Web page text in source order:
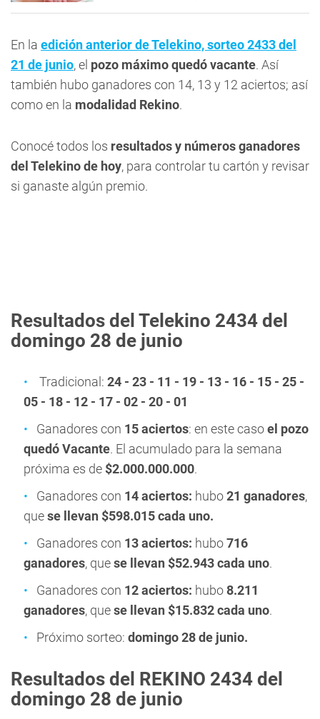
En la edición anterior de Telekino, sorteo 2433 del
21 de junio, el pozo máximo quedó vacante. Así
también hubo ganadores con 14, 13 y 12 aciertos; así
como en la modalidad Rekino.
Conocé todos los resultados y números ganadores
del Telekino de hoy, para controlar tu cartón y revisar
si ganaste algún premio.
Resultados del Telekino 2434 del
domingo 28 de junio
Tradicional: 24 - 23 - 11 - 19 - 13 - 16 - 15 - 25 -
05 - 18 - 12 - 17 - 02 - 20 - 01
Ganadores con 15 aciertos: en este casoel pozo
quedó Vacante. El acumulado para la semana
próxima es de $2.000.000.000.
Ganadores con 14 aciertos: hubo21 ganadores,
quese llevan $598.015 cada uno.
Ganadores con 13 aciertos: hubo716
ganadores, quese llevan $52.943 cada uno.
Ganadores con 12 aciertos: hubo8.211
ganadores, quese llevan $15.832 cada uno.
Próximo sorteo: domingo 28 de junio.
Resultados del REKINO 2434 del
domingo 28 de junio